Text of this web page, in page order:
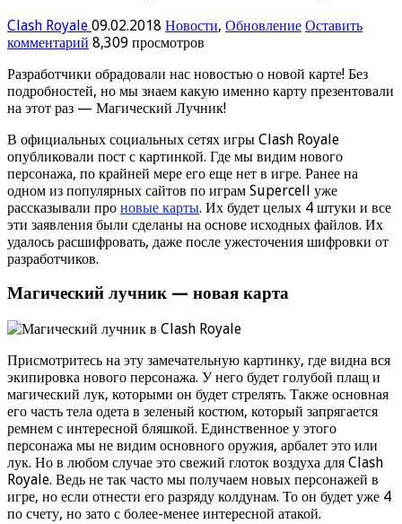
Clash Royale 09.02.2018 Новости, Обновление Оставить
комментарий 8,309 просмотров
Разработчики обрадовали нас новостью о новой карте! Без
подробностей, но мы знаем какую именно карту презентовали
на этот раз — Магический Лучник!
В официальных социальных сетях игры Clash Royale
опубликовали пост с картинкой. Где мы видим нового
персонажа, по крайней мере его еще нет в игре. Ранее на
одном из популярных сайтов по играм Supercell уже
рассказывали про новые карты. Их будет целых 4 штуки и все
эти заявления были сделаны на основе исходных файлов. Их
удалось расшифровать, даже после ужесточения шифровки от
разработчиков.
Магический лучник — новая карта
Присмотритесь на эту замечательную картинку, где видна вся
экипировка нового персонажа. У него будет голубой плащ и
магический лук, которыми он будет стрелять. Также основная
его часть тела одета в зеленый костюм, который запрягается
ремнем с интересной бляшкой. Единственное у этого
персонажа мы не видим основного оружия, арбалет это или
лук. Но в любом случае это свежий глоток воздуха для Clash
Royale. Ведь не так часто мы получаем новых персонажей в
игре, но если отнести его разряду колдунам. То он будет уже 4
по счету, но зато с более-менее интересной атакой.